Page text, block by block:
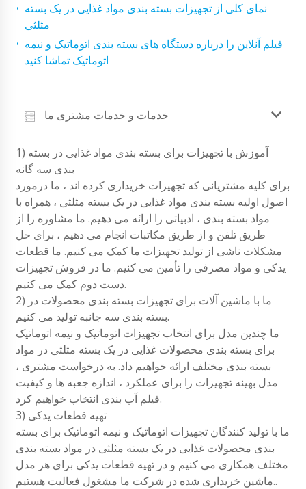
نمای کلی از تجهیزات بسته بندی مواد غذایی در یک بسته
مثلثی
فیلم آنلاین را درباره دستگاه های بسته بندی اتوماتیک و نیمه
اتوماتیک تماشا کنید
خدمات و خدمات مشتری ما
1) آموزش با تجهیزات برای بسته بندی مواد غذایی در بسته
بندی سه گانه
برای کلیه مشتریانی که تجهیزات خریداری کرده اند ، ما درمورد
اصول اولیه بسته بندی مواد غذایی در یک بسته مثلثی ، همراه با
مواد بسته بندی ، ادبیاتی را ارائه می دهیم. ما مشاوره را از
طریق تلفن و از طریق مکاتبات انجام می دهیم ، برای حل
مشکلات ناشی از تولید تجهیزات ما کمک می کنیم. ما قطعات
یدکی و مواد مصرفی را تأمین می کنیم. ما در فروش تجهیزات
دست دوم کمک می کنیم.
2) ما با ماشین آلات برای تجهیزات بسته بندی محصولات در
بسته بندی سه جانبه تولید می کنیم.
ما چندین مدل برای انتخاب تجهیزات اتوماتیک و نیمه اتوماتیک
برای بسته بندی محصولات غذایی در یک بسته مثلثی در مواد
بسته بندی مختلف ارائه خواهیم داد. به درخواست مشتری ،
مدل بهینه تجهیزات را برای عملکرد ، اندازه جعبه ها و کیفیت
فیلم آب بندی انتخاب خواهیم کرد.
3) تهیه قطعات یدکی
ما با تولید کنندگان تجهیزات اتوماتیک و نیمه اتوماتیک برای بسته
بندی محصولات غذایی در یک بسته مثلثی در مواد بسته بندی
مختلف همکاری می کنیم و در تهیه قطعات یدکی برای هر مدل
ماشین خریداری شده در شرکت ما مشغول فعالیت هستیم..